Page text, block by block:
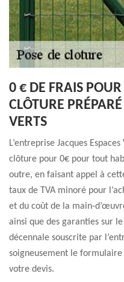
0 € DE FRAIS POUR
CLÔTURE
VERTS
L’entreprise Jacques
clôture pour 0€ pour tout
outre, en faisant appel à
taux de TVA minoré pour
et du coût de la main-
ainsi que des garanties sur
décennale souscrite par
soigneusement le
votre devis.